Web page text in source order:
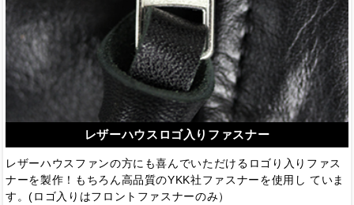
レザーハウスロゴ入りファスナー
レザーハウスファンの方にも喜んでいただけるロゴり入りファス
ナーを製作！もちろん高品質のYKK社ファスナーを使用し ていま
す。(ロゴ入りはフロントファスナーのみ）